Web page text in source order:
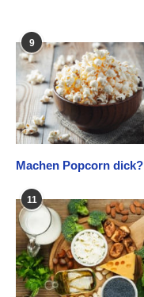
9
Machen Popcorn dick?
11